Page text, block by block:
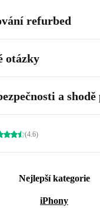
refurbed
otázky
a
(4.6)
Nejlepší kategorie
iPhony